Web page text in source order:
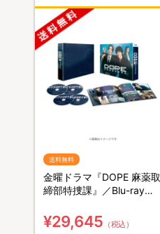
送料無料
金曜ドラマ『DOPE 麻薬取
締部特捜課』／Blu-ray
¥29,645 （税込）